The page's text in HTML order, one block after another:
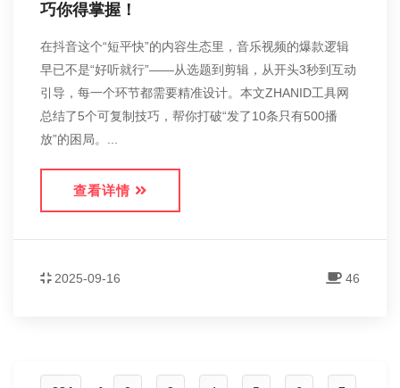
巧你得掌握！
在抖音这个“短平快”的内容生态里，音乐视频的爆款逻辑
早已不是“好听就行”——从选题到剪辑，从开头3秒到互动
引导，每一个环节都需要精准设计。本文ZHANID工具网
总结了5个可复制技巧，帮你打破“发了10条只有500播
放”的困局。...
查看详情
2025-09-16 46